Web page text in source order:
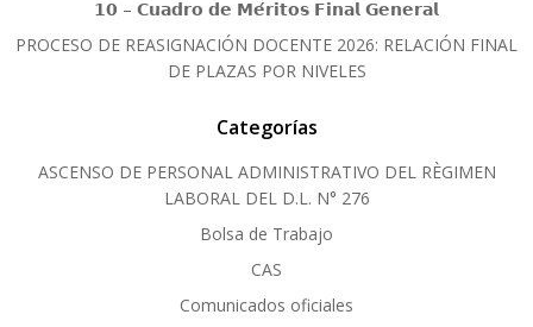
𝟭𝟬 – 𝗖𝘂𝗮𝗱𝗿𝗼 𝗱𝗲 𝗠𝗲́𝗿𝗶𝘁𝗼𝘀 𝗙𝗶𝗻𝗮𝗹 𝗚𝗲𝗻𝗲𝗿𝗮𝗹
PROCESO DE REASIGNACIÓN DOCENTE 2026: RELACIÓN FINAL
DE PLAZAS POR NIVELES
Categorías
ASCENSO DE PERSONAL ADMINISTRATIVO DEL RÈGIMEN
LABORAL DEL D.L. N° 276
Bolsa de Trabajo
CAS
Comunicados oficiales